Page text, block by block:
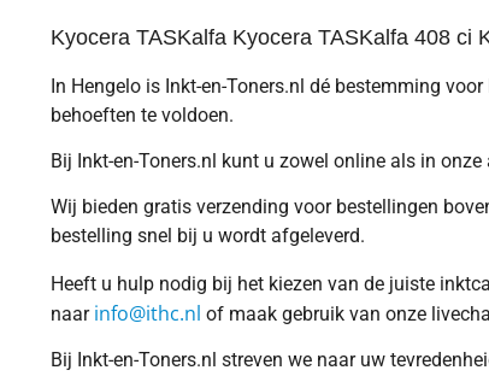
Kyocera TASKalfa Kyocera TASKalfa 408 ci
In Hengelo is Inkt-en-Toners.nl dé bestemming
behoeften te voldoen.
Bij Inkt-en-Toners.nl kunt u zowel online als in
Wij bieden gratis verzending voor bestellingen
bestelling snel bij u wordt afgeleverd.
Heeft u hulp nodig bij het kiezen van de juiste
naar info@ithc.nl of maak gebruik van onze
Bij Inkt-en-Toners.nl streven we naar uw